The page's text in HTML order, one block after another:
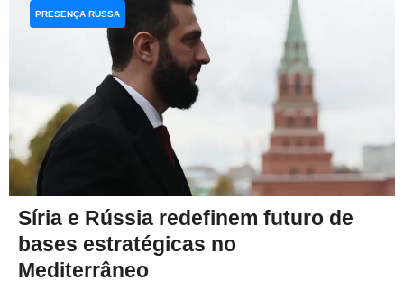
Síria e Rússia redefinem futuro de
bases estratégicas no
Mediterrâneo
PRESENÇA RUSSA